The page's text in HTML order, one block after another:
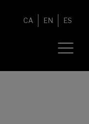
CA EN ES